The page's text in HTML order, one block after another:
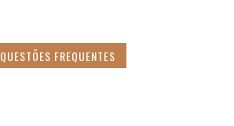
QUESTÕES FREQUENTES